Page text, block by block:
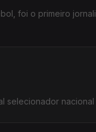
foi o primeiro
selecionador